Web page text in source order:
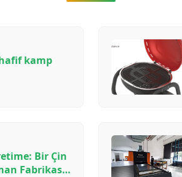
kamp
Bir Çin
Fabrikası